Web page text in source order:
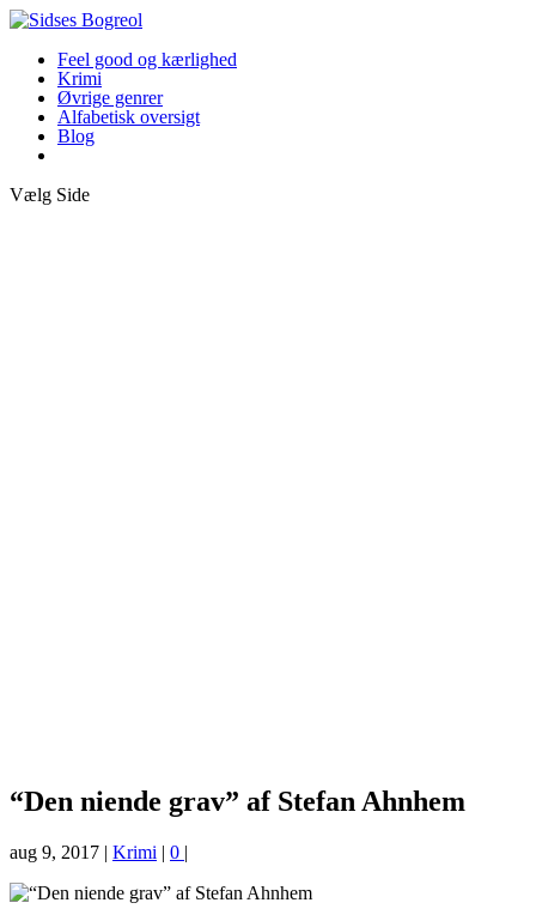
Feel good og kærlighed
Krimi
Øvrige genrer
Alfabetisk oversigt
Blog
Vælg Side
“Den niende grav” af Stefan Ahnhem
aug 9, 2017 | Krimi | 0 |